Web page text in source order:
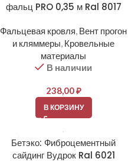
фальц PRO 0,35 м Ral 8017
Фальцевая кровля, Вент прогон
и кляммеры, Кровельные
материалы
В наличии
238,00₽
В КОРЗИНУ
Бетэко: Фиброцементный
сайдинг Вудрок Ral 6021